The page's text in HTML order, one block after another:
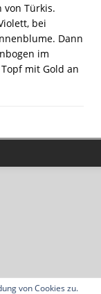
von Türkis.
bei
Dann
im
mit Gold an
von Cookies zu.